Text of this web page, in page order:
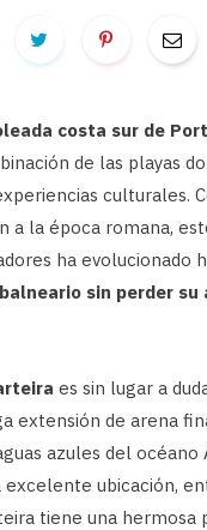
costa sur de
de las playas
culturales.
a la época romana,
ha evolucionado
sin perder
es sin lugar a
extensión de arena
azules del océano
excelente ubicación,
tiene una hermosa